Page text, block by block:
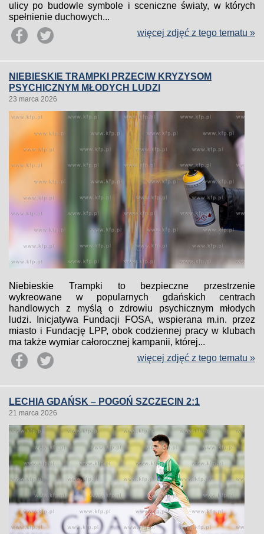
ulicy po budowle symbole i sceniczne światy, w których
spełnienie duchowych...
więcej zdjęć z tego tematu »
NIEBIESKIE TRAMPKI PRZECIW KRYZYSOM
PSYCHICZNYM MŁODYCH LUDZI
23 marca 2026
Niebieskie Trampki to bezpieczne przestrzenie
wykreowane w popularnych gdańskich centrach
handlowych z myślą o zdrowiu psychicznym młodych
ludzi. Inicjatywa Fundacji FOSA, wspierana m.in. przez
miasto i Fundację LPP, obok codziennej pracy w klubach
ma także wymiar całorocznej kampanii, której...
więcej zdjęć z tego tematu »
LECHIA GDAŃSK – POGOŃ SZCZECIN 2:1
21 marca 2026